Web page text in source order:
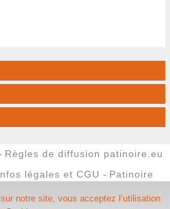
Règles de diffusion patinoire.eu
légales et CGU - Patinoire
pour patin -Nous contacter
notre site, vous acceptez l’utilisation